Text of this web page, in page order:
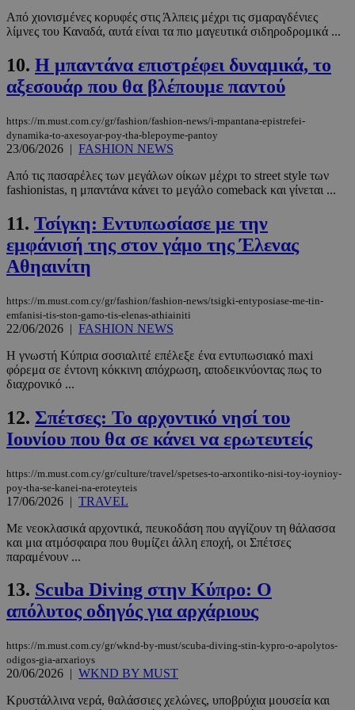
Από χιονισμένες κορυφές στις Άλπεις μέχρι τις σμαραγδένιες
λίμνες του Καναδά, αυτά είναι τα πιο μαγευτικά σιδηροδρομικά ...
10. Η μπαντάνα επιστρέφει δυναμικά, το
αξεσουάρ που θα βλέπουμε παντού
https://m.must.com.cy/gr/fashion/fashion-news/i-mpantana-epistrefei-
dynamika-to-axesoyar-poy-tha-blepoyme-pantoy
23/06/2026 | FASHION NEWS
Από τις πασαρέλες των μεγάλων οίκων μέχρι το street style των
fashionistas, η μπαντάνα κάνει το μεγάλο comeback και γίνεται ...
11. Τσίγκη: Εντυπωσίασε με την
εμφάνισή της στον γάμο της Έλενας
Αθηαινίτη
https://m.must.com.cy/gr/fashion/fashion-news/tsigki-entyposiase-me-tin-
emfanisi-tis-ston-gamo-tis-elenas-athiainiti
22/06/2026 | FASHION NEWS
Η γνωστή Κύπρια σοσιαλιτέ επέλεξε ένα εντυπωσιακό maxi
φόρεμα σε έντονη κόκκινη απόχρωση, αποδεικνύοντας πως το
διαχρονικό ...
12. Σπέτσες: Το αρχοντικό νησί του
Ιουνίου που θα σε κάνει να ερωτευτείς
https://m.must.com.cy/gr/culture/travel/spetses-to-arxontiko-nisi-toy-ioynioy-
poy-tha-se-kanei-na-eroteyteis
17/06/2026 | TRAVEL
Με νεοκλασικά αρχοντικά, πευκοδάση που αγγίζουν τη θάλασσα
και μια ατμόσφαιρα που θυμίζει άλλη εποχή, οι Σπέτσες
παραμένουν ...
13. Scuba Diving στην Κύπρο: Ο
απόλυτος οδηγός για αρχάριους
https://m.must.com.cy/gr/wknd-by-must/scuba-diving-stin-kypro-o-apolytos-
odigos-gia-arxarioys
20/06/2026 | WKND BY MUST
Κρυστάλλινα νερά, θαλάσσιες χελώνες, υποβρύχια μουσεία και